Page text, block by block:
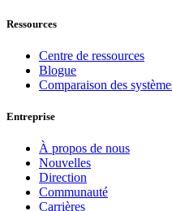
Ressources
Centre de ressources
Blogue
Comparaison des
Entreprise
À propos de nous
Nouvelles
Direction
Communauté
Carrières